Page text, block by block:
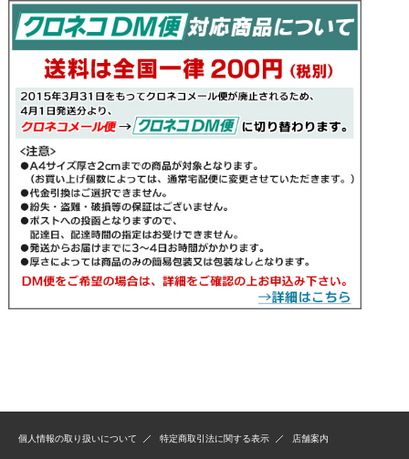
個人情報の取り扱いについて 特定商取引法に関する表示 店舗案内